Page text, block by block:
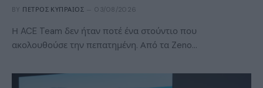
BY ΠΈΤΡΟΣ ΚΥΠΡΑΊΟΣ 03/08/2026
Η ACE Team δεν ήταν ποτέ ένα στούντιο που
ακολουθούσε την πεπατημένη. Από τα Zeno…